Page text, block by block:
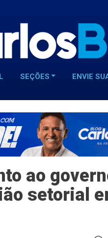
SEÇÕES ENVIE
ao
setorial